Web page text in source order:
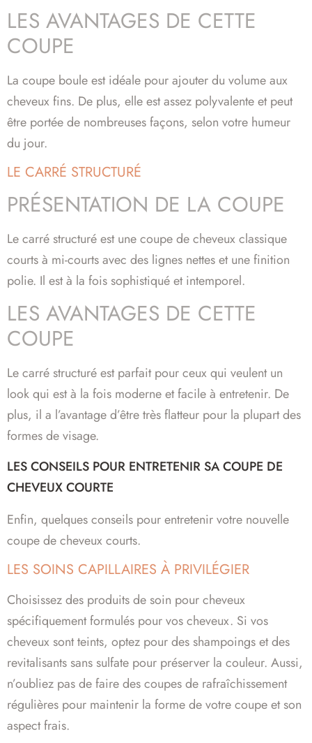
LES AVANTAGES DE CETTE
COUPE
La coupe boule est idéale pour ajouter du volume aux
cheveux fins. De plus, elle est assez polyvalente et peut
être portée de nombreuses façons, selon votre humeur
du jour.
LE CARRÉ STRUCTURÉ
PRÉSENTATION DE LA COUPE
Le carré structuré est une coupe de cheveux classique
courts à mi-courts avec des lignes nettes et une finition
polie. Il est à la fois sophistiqué et intemporel.
LES AVANTAGES DE CETTE
COUPE
Le carré structuré est parfait pour ceux qui veulent un
look qui est à la fois moderne et facile à entretenir. De
plus, il a l’avantage d’être très flatteur pour la plupart des
formes de visage.
LES CONSEILS POUR ENTRETENIR SA COUPE DE
CHEVEUX COURTE
Enfin, quelques conseils pour entretenir votre nouvelle
coupe de cheveux courts.
LES SOINS CAPILLAIRES À PRIVILÉGIER
Choisissez des produits de soin pour cheveux
spécifiquement formulés pour vos cheveux. Si vos
cheveux sont teints, optez pour des shampoings et des
revitalisants sans sulfate pour préserver la couleur. Aussi,
n’oubliez pas de faire des coupes de rafraîchissement
régulières pour maintenir la forme de votre coupe et son
aspect frais.